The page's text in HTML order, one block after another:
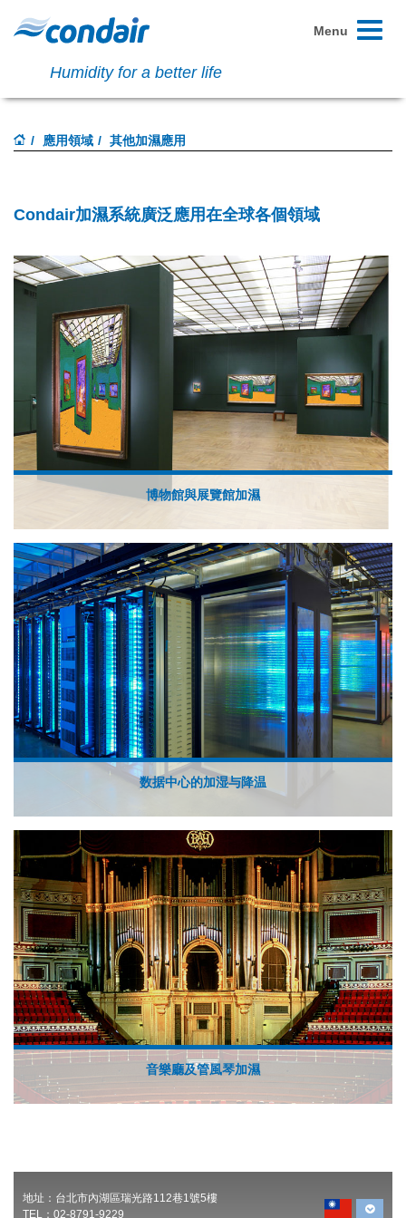
Humidity for a better life
Toggle
Menu
應用領域 其他加濕應用
Condair加濕系統廣泛應用在全球各個領域
博物館與展覽館加濕
数据中心的加湿与降温
音樂廳及管風琴加濕
地址：台北市內湖區瑞光路112巷1號5樓
TEL：02-8791-9229